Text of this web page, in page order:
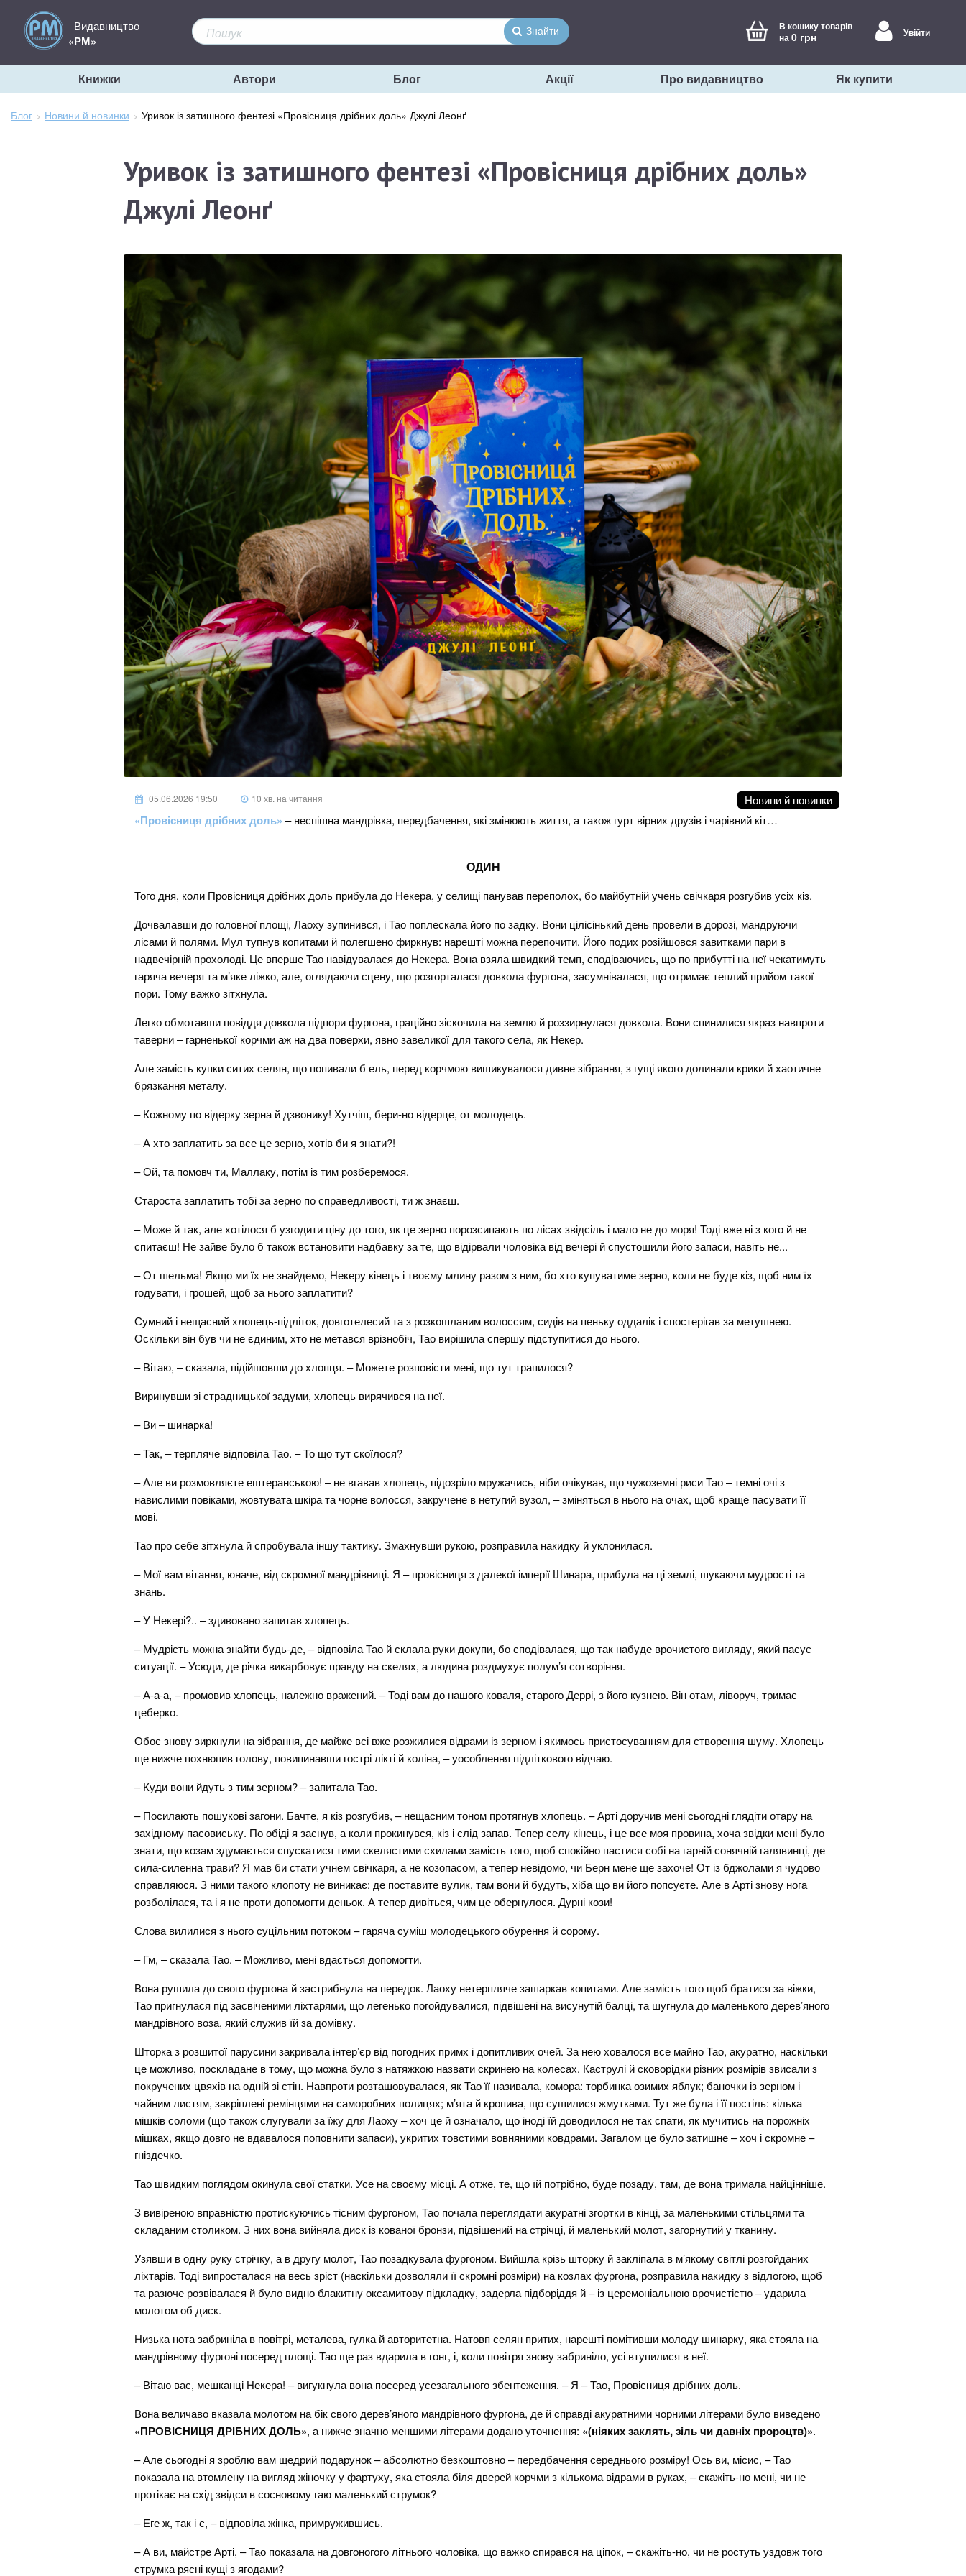
Видавництво
«РМ»
Знайти
В кошику товарів
на0 грн Увійти
Книжки Автори Блог Акції Про видавництво Як купити
Блог Новини й новинки
Зараз
Уривок із затишного фентезі «Провісниця дрібних доль» Джулі Леонґ
Уривок із затишного фентезі «Провісниця дрібних доль»
Джулі Леонґ
05.06.2026 19:50 10 хв. на читання Новини й новинки
«Провісниця дрібних доль» – неспішна мандрівка, передбачення, які змінюють життя, а також гурт вірних друзів і чарівний кіт…
ОДИН
Того дня, коли Провісниця дрібних доль прибула до Некера, у селищі панував переполох, бо майбутній учень свічкаря розгубив усіх кіз.
Дочвалавши до головної площі, Лаоху зупинився, і Тао поплескала його по задку. Вони цілісінький день провели в дорозі, мандруючи
лісами й полями. Мул тупнув копитами й полегшено фиркнув: нарешті можна перепочити. Його подих розійшовся завитками пари в
надвечірній прохолоді. Це вперше Тао навідувалася до Некера. Вона взяла швидкий темп, сподіваючись, що по прибутті на неї чекатимуть
гаряча вечеря та м’яке ліжко, але, оглядаючи сцену, що розгорталася довкола фургона, засумнівалася, що отримає теплий прийом такої
пори. Тому важко зітхнула.
Легко обмотавши повіддя довкола підпори фургона, граційно зіскочила на землю й роззирнулася довкола. Вони спинилися якраз навпроти
таверни – гарненької корчми аж на два поверхи, явно завеликої для такого села, як Некер.
Але замість купки ситих селян, що попивали б ель, перед корчмою вишикувалося дивне зібрання, з гущі якого долинали крики й хаотичне
брязкання металу.
– Кожному по відерку зерна й дзвонику! Хутчіш, бери-но відерце, от молодець.
– А хто заплатить за все це зерно, хотів би я знати?!
– Ой, та помовч ти, Маллаку, потім із тим розберемося.
Староста заплатить тобі за зерно по справедливості, ти ж знаєш.
– Може й так, але хотілося б узгодити ціну до того, як це зерно порозсипають по лісах звідсіль і мало не до моря! Тоді вже ні з кого й не
спитаєш! Не зайве було б також встановити надбавку за те, що відірвали чоловіка від вечері й спустошили його запаси, навіть не...
– От шельма! Якщо ми їх не знайдемо, Некеру кінець і твоєму млину разом з ним, бо хто купуватиме зерно, коли не буде кіз, щоб ним їх
годувати, і грошей, щоб за нього заплатити?
Сумний і нещасний хлопець-підліток, довготелесий та з розкошланим волоссям, сидів на пеньку оддалік і спостерігав за метушнею.
Оскільки він був чи не єдиним, хто не метався врізнобіч, Тао вирішила спершу підступитися до нього.
– Вітаю, – сказала, підійшовши до хлопця. – Можете розповісти мені, що тут трапилося?
Виринувши зі страдницької задуми, хлопець вирячився на неї.
– Ви – шинарка!
– Так, – терпляче відповіла Тао. – То що тут скоїлося?
– Але ви розмовляєте ештеранською! – не вгавав хлопець, підозріло мружачись, ніби очікував, що чужоземні риси Тао – темні очі з
навислими повіками, жовтувата шкіра та чорне волосся, закручене в нетугий вузол, – зміняться в нього на очах, щоб краще пасувати її
мові.
Тао про себе зітхнула й спробувала іншу тактику. Змахнувши рукою, розправила накидку й уклонилася.
– Мої вам вітання, юначе, від скромної мандрівниці. Я – провісниця з далекої імперії Шинара, прибула на ці землі, шукаючи мудрості та
знань.
– У Некері?.. – здивовано запитав хлопець.
– Мудрість можна знайти будь-де, – відповіла Тао й склала руки докупи, бо сподівалася, що так набуде врочистого вигляду, який пасує
ситуації. – Усюди, де річка викарбовує правду на скелях, а людина роздмухує полум’я сотворіння.
– А-а-а, – промовив хлопець, належно вражений. – Тоді вам до нашого коваля, старого Деррі, з його кузнею. Він отам, ліворуч, тримає
цеберко.
Обоє знову зиркнули на зібрання, де майже всі вже розжилися відрами із зерном і якимось пристосуванням для створення шуму. Хлопець
ще нижче похнюпив голову, повипинавши гострі лікті й коліна, – уособлення підліткового відчаю.
– Куди вони йдуть з тим зерном? – запитала Тао.
– Посилають пошукові загони. Бачте, я кіз розгубив, – нещасним тоном протягнув хлопець. – Арті доручив мені сьогодні глядіти отару на
західному пасовиську. По обіді я заснув, а коли прокинувся, кіз і слід запав. Тепер селу кінець, і це все моя провина, хоча звідки мені було
знати, що козам здумається спускатися тими скелястими схилами замість того, щоб спокійно пастися собі на гарній сонячній галявинці, де
сила-силенна трави? Я мав би стати учнем свічкаря, а не козопасом, а тепер невідомо, чи Берн мене ще захоче! От із бджолами я чудово
справляюся. З ними такого клопоту не виникає: де поставите вулик, там вони й будуть, хіба що ви його попсуєте. Але в Арті знову нога
розболілася, та і я не проти допомогти деньок. А тепер дивіться, чим це обернулося. Дурні кози!
Слова вилилися з нього суцільним потоком – гаряча суміш молодецького обурення й сорому.
– Гм, – сказала Тао. – Можливо, мені вдасться допомогти.
Вона рушила до свого фургона й застрибнула на передок. Лаоху нетерпляче зашаркав копитами. Але замість того щоб братися за віжки,
Тао пригнулася під засвіченими ліхтарями, що легенько погойдувалися, підвішені на висунутій балці, та шугнула до маленького дерев’яного
мандрівного воза, який служив їй за домівку.
Шторка з розшитої парусини закривала інтер’єр від погодних примх і допитливих очей. За нею ховалося все майно Тао, акуратно, наскільки
це можливо, поскладане в тому, що можна було з натяжкою назвати скринею на колесах. Каструлі й сковорідки різних розмірів звисали з
покручених цвяхів на одній зі стін. Навпроти розташовувалася, як Тао її називала, комора: торбинка озимих яблук; баночки із зерном і
чайним листям, закріплені ремінцями на саморобних полицях; м’ята й кропива, що сушилися жмутками. Тут же була і її постіль: кілька
мішків соломи (що також слугували за їжу для Лаоху – хоч це й означало, що іноді їй доводилося не так спати, як мучитись на порожніх
мішках, якщо довго не вдавалося поповнити запаси), укритих товстими вовняними ковдрами. Загалом це було затишне – хоч і скромне –
гніздечко.
Тао швидким поглядом окинула свої статки. Усе на своєму місці. А отже, те, що їй потрібно, буде позаду, там, де вона тримала найцінніше.
З вивіреною вправністю протискуючись тісним фургоном, Тао почала переглядати акуратні згортки в кінці, за маленькими стільцями та
складаним столиком. З них вона вийняла диск із кованої бронзи, підвішений на стрічці, й маленький молот, загорнутий у тканину.
Узявши в одну руку стрічку, а в другу молот, Тао позадкувала фургоном. Вийшла крізь шторку й закліпала в м’якому світлі розгойданих
ліхтарів. Тоді випросталася на весь зріст (наскільки дозволяли її скромні розміри) на козлах фургона, розправила накидку з відлогою, щоб
та разюче розвівалася й було видно блакитну оксамитову підкладку, задерла підборіддя й – із церемоніальною врочистістю – ударила
молотом об диск.
Низька нота забриніла в повітрі, металева, гулка й авторитетна. Натовп селян притих, нарешті помітивши молоду шинарку, яка стояла на
мандрівному фургоні посеред площі. Тао ще раз вдарила в гонг, і, коли повітря знову забриніло, усі втупилися в неї.
– Вітаю вас, мешканці Некера! – вигукнула вона посеред усезагального збентеження. – Я – Тао, Провісниця дрібних доль.
Вона величаво вказала молотом на бік свого дерев’яного мандрівного фургона, де й справді акуратними чорними літерами було виведено
«ПРОВІСНИЦЯ ДРІБНИХ ДОЛЬ», а нижче значно меншими літерами додано уточнення: «(ніяких заклять, зіль чи давніх пророцтв)».
– Але сьогодні я зроблю вам щедрий подарунок – абсолютно безкоштовно – передбачення середнього розміру! Ось ви, місис, – Тао
показала на втомлену на вигляд жіночку у фартуху, яка стояла біля дверей корчми з кількома відрами в руках, – скажіть-но мені, чи не
протікає на схід звідси в сосновому гаю маленький струмок?
– Еге ж, так і є, – відповіла жінка, примружившись.
– А ви, майстре Арті, – Тао показала на довгоногого літнього чоловіка, що важко спирався на ціпок, – скажіть-но, чи не ростуть уздовж того
струмка рясні кущі з ягодами?